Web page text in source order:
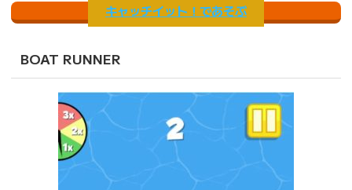
キャッチイット！であそぶ
BOAT RUNNER